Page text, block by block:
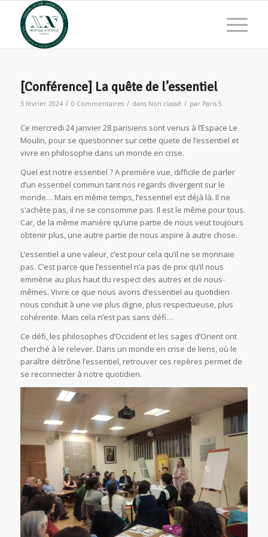
[Conférence] La quête de l’essentiel
3 février 2024 / 0 Commentaires / dans Non classé / par Paris 5
Ce mercredi 24 janvier 28 parisiens sont venus à l’Espace Le
Moulin, pour se questionner sur cette quete de l’essentiel et
vivre en philosophe dans un monde en crise.
Quel est notre essentiel ? A première vue, difficile de parler
d’un essentiel commun tant nos regards divergent sur le
monde… Mais en même temps, l’essentiel est déjà là. Il ne
s’achète pas, il ne se consomme pas. Il est le même pour tous.
Car, de la même manière qu’une partie de nous veut toujours
obtenir plus, une autre partie de nous aspire à autre chose.
L’essentiel a une valeur, c’est pour cela qu’il ne se monnaie
pas. C’est parce que l’essentiel n’a pas de prix qu’il nous
emmène au plus haut du respect des autres et de nous-
mêmes. Vivre ce que nous avons d’essentiel au quotidien
nous conduit à une vie plus digne, plus respectueuse, plus
cohérente. Mais cela n’est pas sans défi…
Ce défi, les philosophes d’Occident et les sages d’Orient ont
cherché à le relever. Dans un monde en crise de liens, où le
paraître détrône l’essentiel, retrouver ces repères permet de
se reconnecter à notre quotidien.